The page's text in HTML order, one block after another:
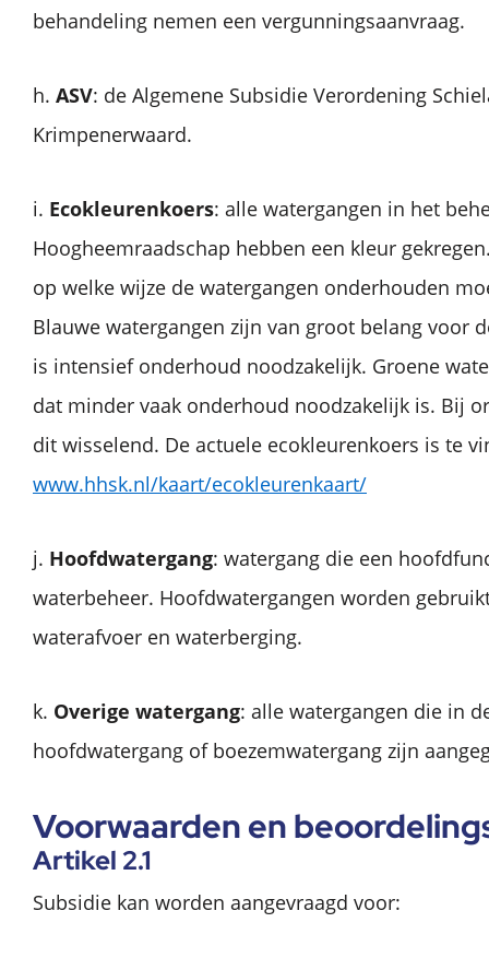
behandeling nemen een vergunningsaanvraag.
h. ASV: de Algemene Subsidie Verordening
Krimpenerwaard.
i. Ecokleurenkoers: alle watergangen in het
Hoogheemraadschap hebben een kleur
op welke wijze de watergangen onderhouden
Blauwe watergangen zijn van groot belang voor
is intensief onderhoud noodzakelijk. Groene
dat minder vaak onderhoud noodzakelijk is. Bij
dit wisselend. De actuele ecokleurenkoers is te
www.hhsk.nl/kaart/ecokleurenkaart/
j. Hoofdwatergang: watergang die een
waterbeheer. Hoofdwatergangen worden
waterafvoer en waterberging.
k. Overige watergang: alle watergangen die in
hoofdwatergang of boezemwatergang zijn
Voorwaarden en
Artikel 2.1
Subsidie kan worden aangevraagd voor: